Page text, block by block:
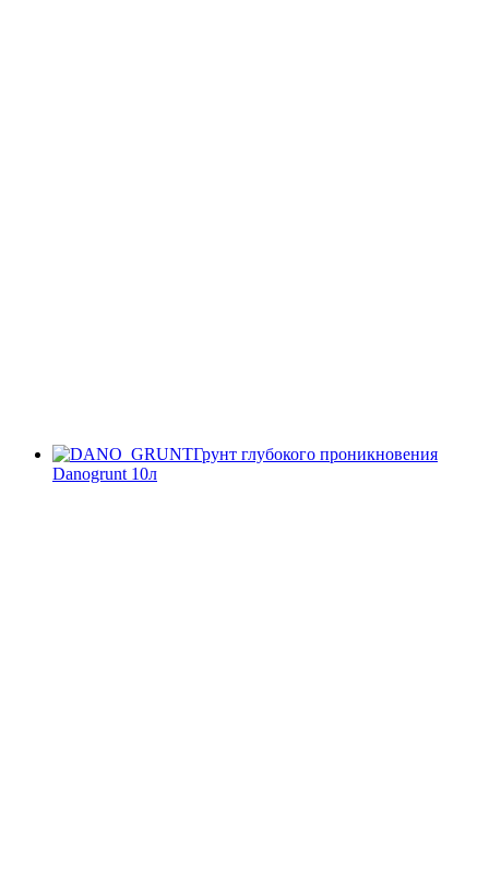
Грунт глубокого проникновения
Danogrunt 10л